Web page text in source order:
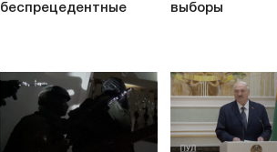
беспрецедентные
выборы